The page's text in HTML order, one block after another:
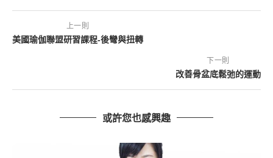
上一則
美國瑜伽聯盟研習課程-後彎與扭轉
下一則
改善骨盆底鬆弛的運動
或許您也感興趣